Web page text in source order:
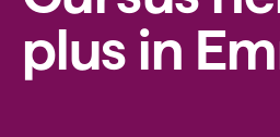
plus in